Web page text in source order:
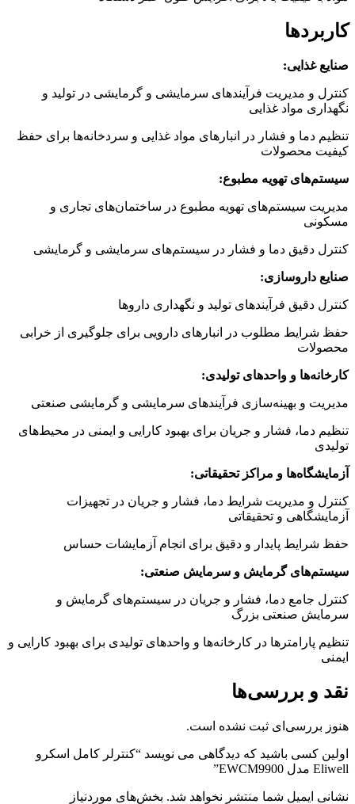
کاربردها
صنایع غذایی:
کنترل و مدیریت فرآیندهای سرمایشی و گرمایشی در تولید و
نگهداری مواد غذایی
تنظیم دما و فشار در انبارهای مواد غذایی و سردخانه‌ها برای حفظ
کیفیت محصولات
سیستم‌های تهویه مطبوع:
مدیریت سیستم‌های تهویه مطبوع در ساختمان‌های تجاری و
مسکونی
کنترل دقیق دما و فشار در سیستم‌های سرمایشی و گرمایشی
صنایع داروسازی:
کنترل دقیق فرآیندهای تولید و نگهداری داروها
حفظ شرایط مطلوب در انبارهای دارویی برای جلوگیری از خرابی
محصولات
کارخانه‌ها و واحدهای تولیدی:
مدیریت و بهینه‌سازی فرآیندهای سرمایشی و گرمایشی صنعتی
تنظیم دما، فشار و جریان برای بهبود کارایی و ایمنی در محیط‌های
تولیدی
آزمایشگاه‌ها و مراکز تحقیقاتی:
کنترل و مدیریت شرایط دما، فشار و جریان در تجهیزات
آزمایشگاهی و تحقیقاتی
حفظ شرایط پایدار و دقیق برای انجام آزمایشات حساس
سیستم‌های گرمایش و سرمایش صنعتی:
کنترل جامع دما، فشار و جریان در سیستم‌های گرمایش و
سرمایش صنعتی بزرگ
تنظیم پارامترها در کارخانه‌ها و واحدهای تولیدی برای بهبود کارایی و
ایمنی
نقد و بررسی‌ها
هنوز بررسی‌ای ثبت نشده است.
اولین کسی باشید که دیدگاهی می نویسد “کنترلر کامل اسکرو
Eliwell مدل EWCM9900”
نشانی ایمیل شما منتشر نخواهد شد. بخش‌های موردنیاز